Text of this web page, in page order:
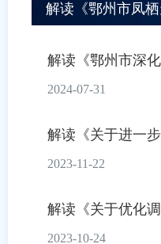
解读《鄂州市凤
解读《鄂州市深
2024-07-31
解读《关于进一
2023-11-22
解读《关于优化
2023-10-24